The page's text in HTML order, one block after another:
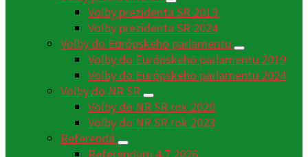
Voľby prezidenta SR 2019
Voľby prezidenta SR 2024
Voľby do Európskeho parlamentu
Voľby do Európskeho parlamentu 2019
Voľby do Európskeho parlamentu 2024
Voľby do NR SR
Voľby do NR SR rok 2020
Voľby do NR SR rok 2023
Referendá